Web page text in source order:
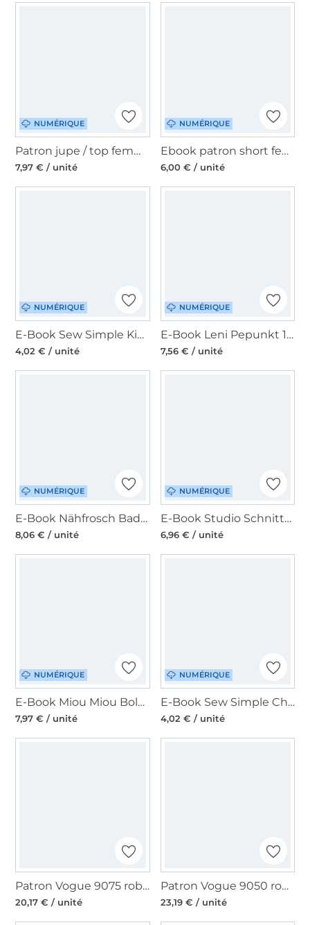
NUMÉRIQUE
Patron jupe / top femme pdf Levina Miou Miou, en allemand
7,97 € / unité
NUMÉRIQUE
Ebook patron short femme Tonia My Image S1007, en français
6,00 € / unité
NUMÉRIQUE
E-Book Sew Simple Kinder-Raglanshirt Lemon loose, en allemand
4,02 € / unité
NUMÉRIQUE
E-Book Leni Pepunkt 144 FLASH.Shirt, en allemand
7,56 € / unité
NUMÉRIQUE
E-Book Nähfrosch Badeponcho Lautan, en allemand
8,06 € / unité
NUMÉRIQUE
E-Book Studio Schnittreif Mme Liah, en français
6,96 € / unité
NUMÉRIQUE
E-Book Miou Miou Bolero veste / manteaux Danielle, en allemand
7,97 € / unité
NUMÉRIQUE
E-Book Sew Simple Childrens' pants Lee 50-128, en allemand
4,02 € / unité
Patron Vogue 9075 robe et combinaison, en français
20,17 € / unité
Patron Vogue 9050 robe, en français
23,19 € / unité